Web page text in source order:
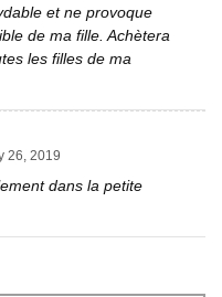
et ne provoque
de ma fille. Achètera
les filles de ma
26, 2019
dans la petite